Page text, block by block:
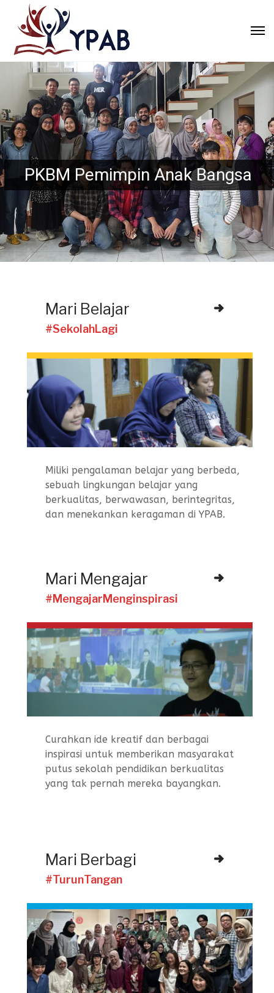
Yayasan Pemimpin Anak Bangsa
Mari Belajar
#SekolahLagi
Miliki pengalaman belajar yang berbeda,
sebuah lingkungan belajar yang
berkualitas, berwawasan, berintegritas,
dan menekankan keragaman di YPAB.
Mari Mengajar
#MengajarMenginspirasi
Curahkan ide kreatif dan berbagai
inspirasi untuk memberikan masyarakat
putus sekolah pendidikan berkualitas
yang tak pernah mereka bayangkan.
Mari Berbagi
#TurunTangan